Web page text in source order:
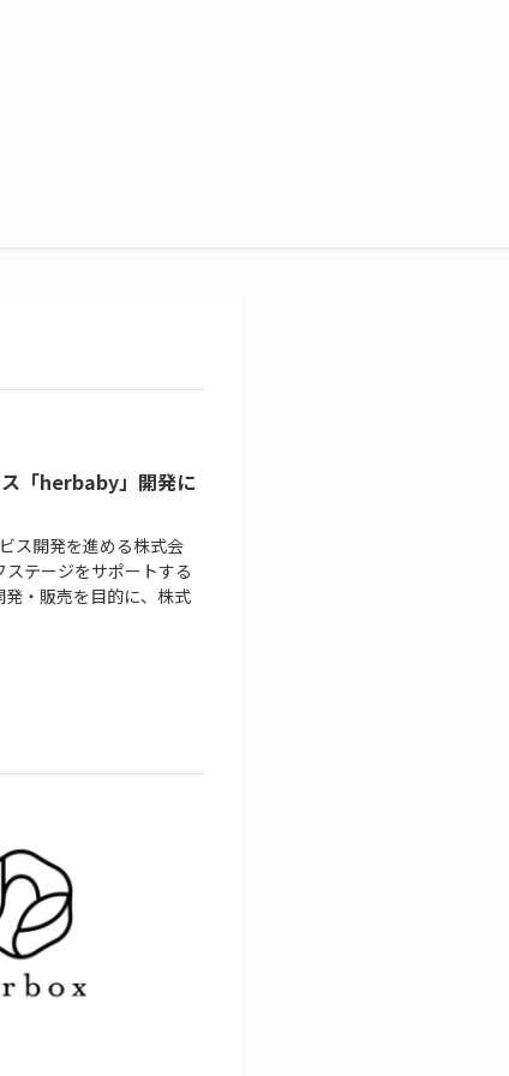
「herbaby」開発に
ス開発を進める株式会
テージをサポートする
・販売を目的に、株式